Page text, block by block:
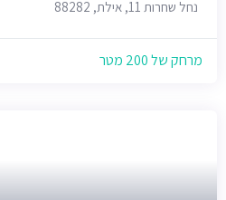
נחל שחרות 11, אילת, 88282
מרחק של 200 מטר